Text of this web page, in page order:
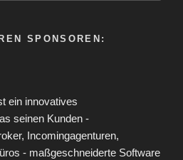
SPONSOREN:
ein innovatives
seinen Kunden -
Incomingagenturen,
- maßgeschneiderte Software